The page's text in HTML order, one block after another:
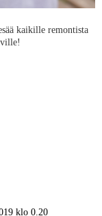
kaikille remontista
klo 0.20